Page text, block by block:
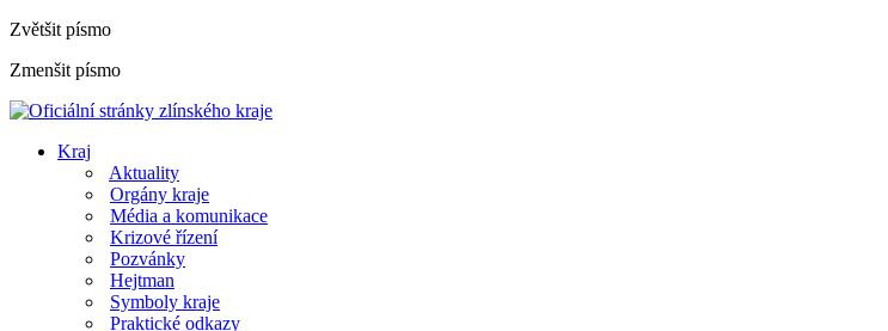
Zvětšit písmo
Zmenšit písmo
Kraj
Aktuality
Orgány kraje
Média a komunikace
Krizové řízení
Pozvánky
Hejtman
Symboly kraje
Praktické odkazy